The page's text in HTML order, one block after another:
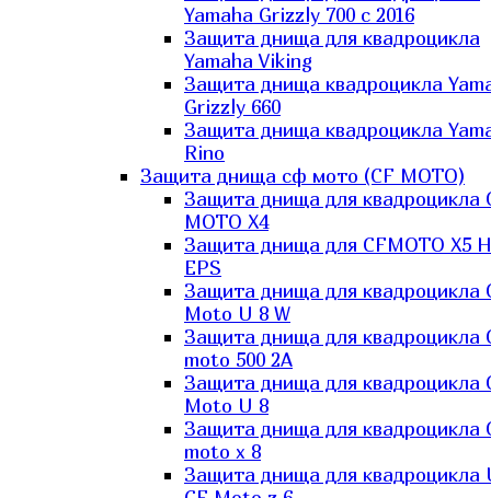
Yamaha Grizzly 700 с 2016
Защита днища для квадроцикла
Yamaha Viking
Защита днища квадроцикла
Grizzly 660
Защита днища квадроцикла
Rino
Защита днища сф мото (CF MOTO)
Защита днища для квадроцикла
MOTO X4
Защита днища для CFMOTO X5
EPS
Защита днища для квадроцикла
Moto U 8 W
Защита днища для квадроцикла
moto 500 2A
Защита днища для квадроцикла
Moto U 8
Защита днища для квадроцикла
moto x 8
Защита днища для квадроцикла